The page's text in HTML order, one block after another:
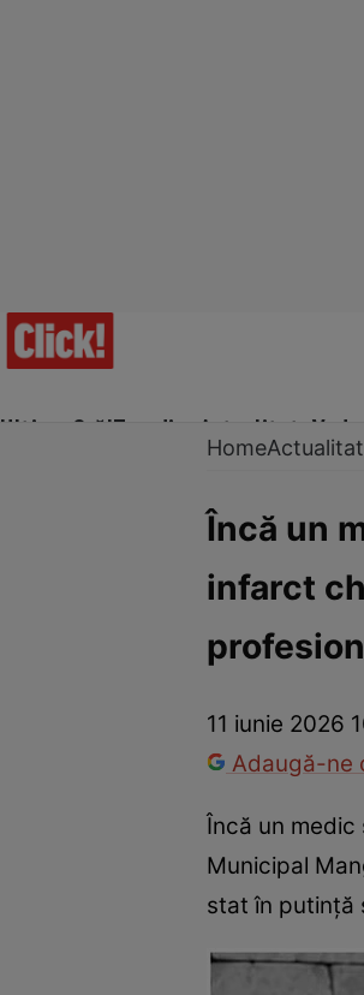
Ultima Oră!Trending Actualitate
Internațional
Home
Încă un
infarct
11 iunie 2026
Adaugă-ne
Încă un
Municipal
stat în putință